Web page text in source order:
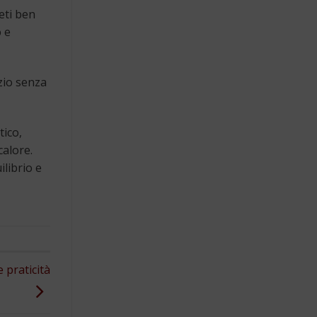
ben
e
senza
e
praticità